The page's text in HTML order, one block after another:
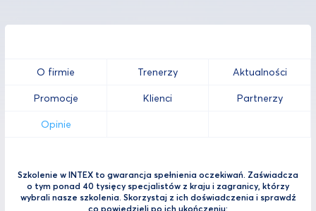
O firmie Trenerzy Aktualności
Promocje Klienci Partnerzy
Opinie
Szkolenie w INTEX to gwarancja spełnienia oczekiwań. Zaświadcza
o tym ponad 40 tysięcy specjalistów z kraju i zagranicy, którzy
wybrali nasze szkolenia. Skorzystaj z ich doświadczenia i sprawdź
co powiedzieli po ich ukończeniu: